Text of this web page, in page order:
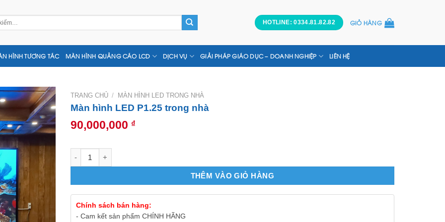
HOTLINE: 0334.81.82.82 GIỎ HÀNG
HÌNH TƯƠNG TÁC MÀN HÌNH QUẢNG CÁO LCD DỊCH VỤ GIẢI PHÁP GIÁO DỤC – DOANH NGHIỆP LIÊN HỆ
TRANG CHỦ / MÀN HÌNH LED TRONG NHÀ
Màn hình LED P1.25 trong nhà
90,000,000 ₫
THÊM VÀO GIỎ HÀNG
Chính sách bán hàng:
- Cam kết sản phẩm CHÍNH HÃNG